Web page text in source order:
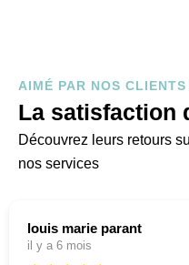
AIMÉ PAR NOS CLIENTS
La satisfaction
Découvrez leurs retours
nos services
louis marie parant
il y a 6 mois